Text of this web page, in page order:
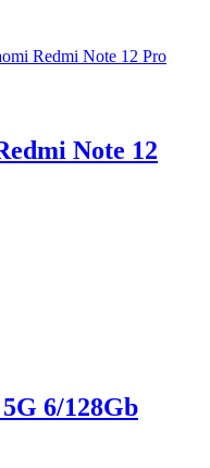
Note 12
6/128Gb